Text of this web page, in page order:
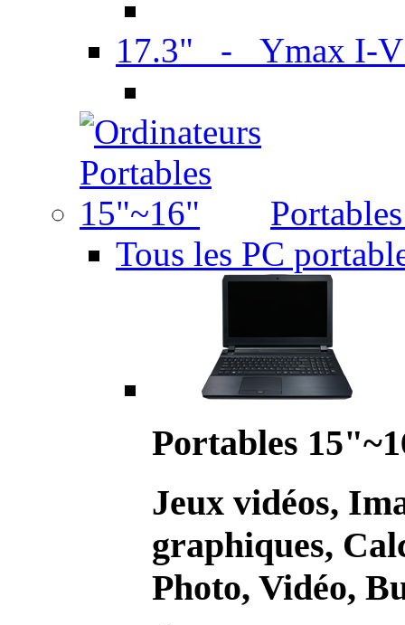
17.3" - Ymax I-
Tous les PC
Portables
Jeux vidéos,
graphiques,
Photo, Vidéo,